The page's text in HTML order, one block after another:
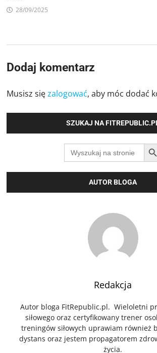
28/09/2025
Dodaj komentarz
Musisz sięzalogować, aby móc dodać
SZUKAJ NA
Search
for:
AUTOR BLOGA
Redakcja
Autor bloga FitRepublic.pl. Wieloletni
siłowego oraz certyfikowany trener
treningów siłowych uprawiam również
dystans oraz jestem propagatorem
życia.